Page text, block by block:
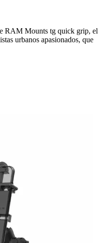
RAM Mounts tg quick grip, el
urbanos apasionados, que